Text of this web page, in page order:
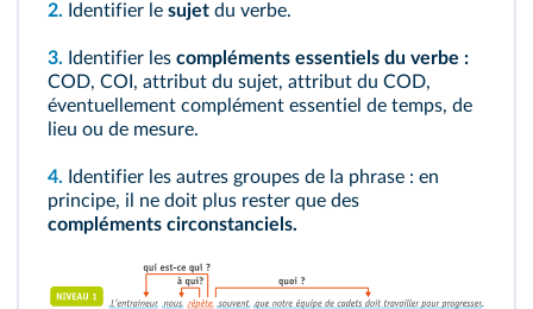
2. Identifier le sujet du verbe.
3. Identifier les compléments essentiels du verbe :
COD, COI, attribut du sujet, attribut du COD,
éventuellement complément essentiel de temps, de
lieu ou de mesure.
4. Identifier les autres groupes de la phrase : en
principe, il ne doit plus rester que des
compléments circonstanciels.